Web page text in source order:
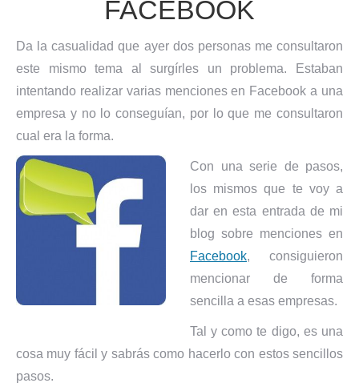
FACEBOOK
Da la casualidad que ayer dos personas me consultaron
este mismo tema al surgírles un problema. Estaban
intentando realizar varias menciones en Facebook a una
empresa y no lo conseguían, por lo que me consultaron
cual era la forma.
Con una serie de pasos,
los mismos que te voy a
dar en esta entrada de mi
blog sobre menciones en
Facebook, consiguieron
mencionar de forma
sencilla a esas empresas.
Tal y como te digo, es una
cosa muy fácil y sabrás como hacerlo con estos sencillos
pasos.